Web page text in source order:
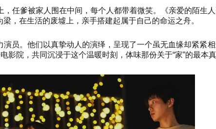
任爹被家人围在中间，每个人都带着微笑。《亲爱的陌生
，在生活的废墟上，亲手搭建起属于自己的命运之舟。
。他们以真挚动人的演绎，呈现了一个虽无血缘却紧紧相
院，共同沉浸于这个温暖时刻，体味那份关于“家”的最本真